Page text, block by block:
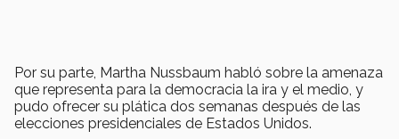
Por su parte, Martha Nussbaum habló sobre la amenaza
que representa para la democracia la ira y el medio, y
pudo ofrecer su plática dos semanas después de las
elecciones presidenciales de Estados Unidos.